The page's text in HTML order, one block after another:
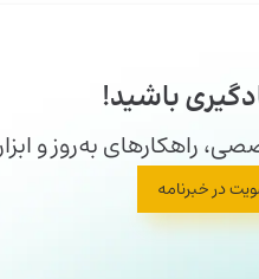
باشید!
راهکارهای به‌روز و
در خبرنامه